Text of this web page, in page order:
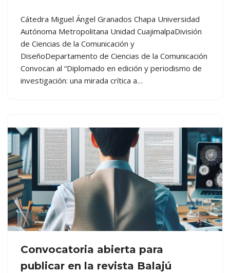
Cátedra Miguel Ángel Granados Chapa Universidad
Autónoma Metropolitana Unidad CuajimalpaDivisión
de Ciencias de la Comunicación y
DiseñoDepartamento de Ciencias de la Comunicación
Convocan al “Diplomado en edición y periodismo de
investigación: una mirada crítica a…
Convocatoria abierta para
publicar en la revista Balajú